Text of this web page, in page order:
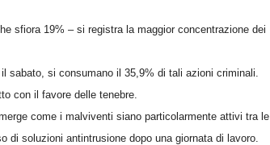
sfiora 19% – si registra la maggior concentrazione dei
sabato, si consumano il 35,9% di tali azioni criminali.
con il favore delle tenebre.
come i malviventi siano particolarmente attivi tra le
di soluzioni antintrusione dopo una giornata di lavoro.